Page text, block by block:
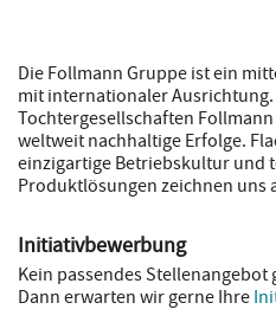
Die Follmann Gruppe ist ein
mit internationaler
Tochtergesellschaften
weltweit nachhaltige Erfolge.
einzigartige Betriebskultur und
Produktlösungen zeichnen uns
Initiativbewerbung
Kein passendes Stellenangebot
Dann erwarten wir gerne Ihre